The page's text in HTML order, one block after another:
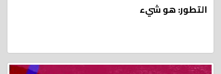
التطور: هو شيء